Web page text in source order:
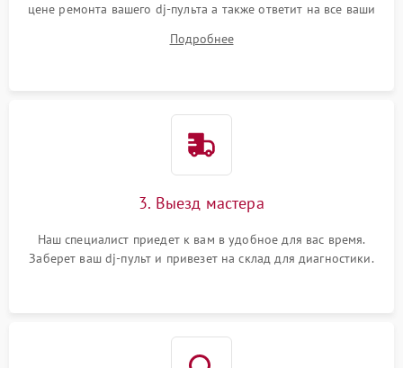
цене ремонта вашего dj-пульта а также ответит на все ваши
Подробнее
3. Выезд мастера
Наш специалист приедет к вам в удобное для вас время.
Заберет ваш dj-пульт и привезет на склад для диагностики.